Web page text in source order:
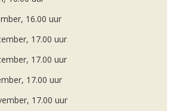
16.00 uur
17.00 uur
17.00 uur
17.00 uur
17.00 uur